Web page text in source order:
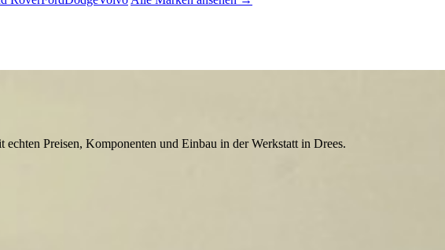
Preisen, Komponenten und Einbau in der Werkstatt in Drees.